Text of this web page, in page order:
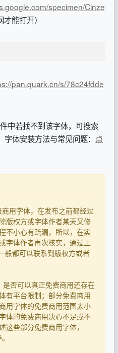
specimen/Cinze
能打开）
pan.quark.cn/s/78c24fdde
中若找不到该字体，可搜索
体安装方法与常见问题： 点
用字体，在发布之前都经过
版权方或字体作者某天又修
不小心有疏漏，所以，在实
字体作者再次核实，通过上
般都可以联系到版权方或者
否可以真正免费商用还存在
有平台限制；部分免费商用
用字体的免费商用范围太小
体的免费商用决心不足或不
这些部分免费商用字体，